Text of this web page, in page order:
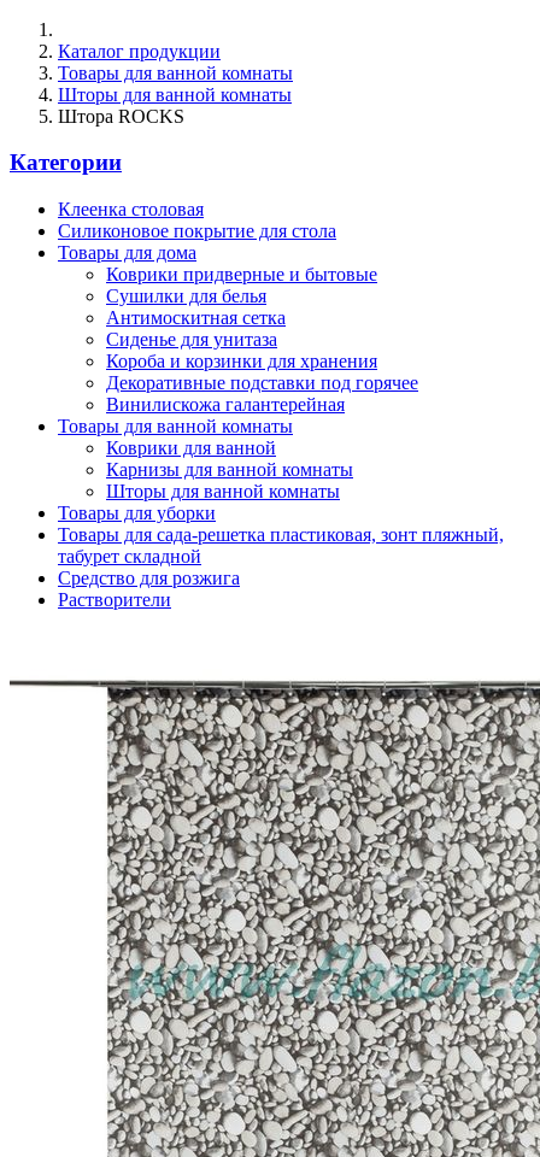
Каталог продукции
Товары для ванной комнаты
Шторы для ванной комнаты
Штора ROCKS
Категории
Клеенка столовая
Силиконовое покрытие для стола
Товары для дома
Коврики придверные и бытовые
Сушилки для белья
Антимоскитная сетка
Сиденье для унитаза
Короба и корзинки для хранения
Декоративные подставки под горячее
Винилискожа галантерейная
Товары для ванной комнаты
Коврики для ванной
Карнизы для ванной комнаты
Шторы для ванной комнаты
Товары для уборки
Товары для сада-решетка пластиковая, зонт пляжный,
табурет складной
Средство для розжига
Растворители